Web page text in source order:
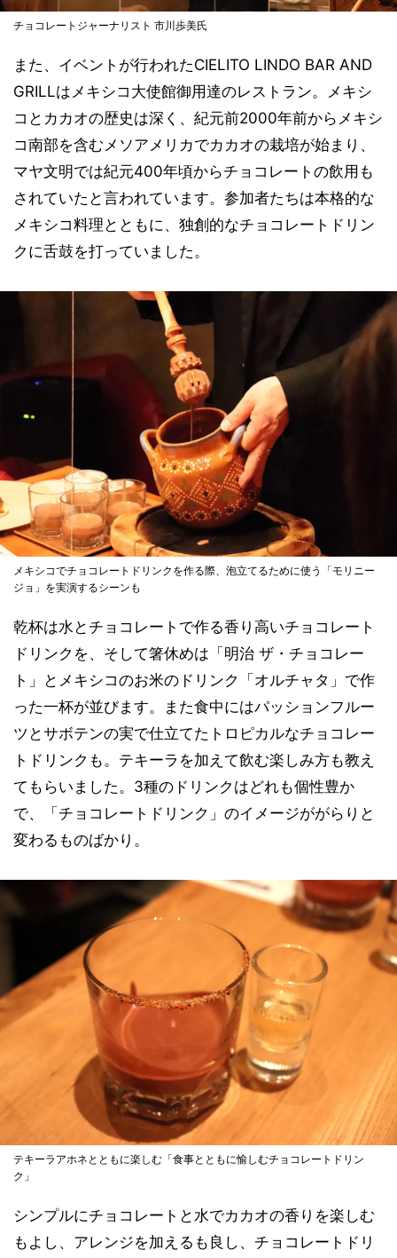
チョコレートジャーナリスト 市川歩美氏
また、イベントが行われたCIELITO LINDO BAR AND
GRILLはメキシコ大使館御用達のレストラン。メキシ
コとカカオの歴史は深く、紀元前2000年前からメキシ
コ南部を含むメソアメリカでカカオの栽培が始まり、
マヤ文明では紀元400年頃からチョコレートの飲用も
されていたと言われています。参加者たちは本格的な
メキシコ料理とともに、独創的なチョコレートドリン
クに舌鼓を打っていました。
メキシコでチョコレートドリンクを作る際、泡立てるために使う「モリニー
ジョ」を実演するシーンも
乾杯は水とチョコレートで作る香り高いチョコレート
ドリンクを、そして箸休めは「明治 ザ・チョコレー
ト」とメキシコのお米のドリンク「オルチャタ」で作
った一杯が並びます。また食中にはパッションフルー
ツとサボテンの実で仕立てたトロピカルなチョコレー
トドリンクも。テキーラを加えて飲む楽しみ方も教え
てもらいました。3種のドリンクはどれも個性豊か
で、「チョコレートドリンク」のイメージががらりと
変わるものばかり。
テキーラアホネとともに楽しむ「食事とともに愉しむチョコレートドリン
ク」
シンプルにチョコレートと水でカカオの香りを楽しむ
もよし、アレンジを加えるも良し、チョコレートドリ